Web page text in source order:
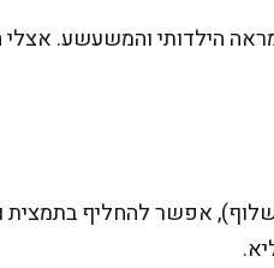
הילדותי והמשעשע.
אפשר להחליף בתמצית